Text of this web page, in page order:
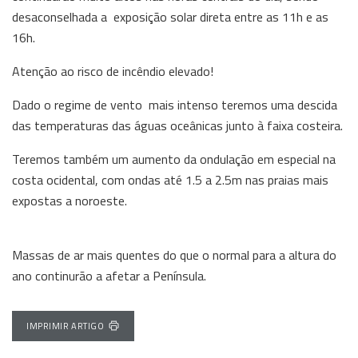
desaconselhada a exposição solar direta entre as 11h e as
16h.
Atenção ao risco de incêndio elevado!
Dado o regime de vento mais intenso teremos uma descida
das temperaturas das águas oceânicas junto à faixa costeira.
Teremos também um aumento da ondulação em especial na
costa ocidental, com ondas até 1.5 a 2.5m nas praias mais
expostas a noroeste.
Massas de ar mais quentes do que o normal para a altura do
ano continurão a afetar a Península.
IMPRIMIR ARTIGO